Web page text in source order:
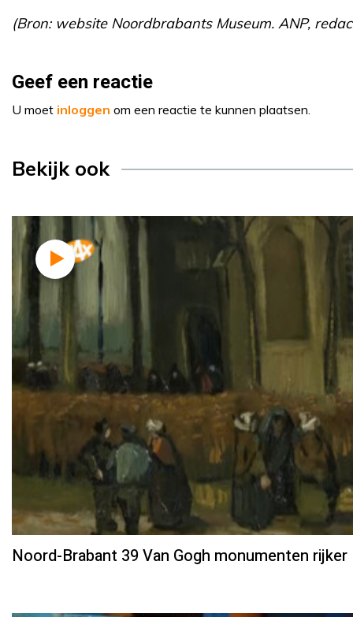
(Bron: website Noordbrabants Museum. ANP,
Geef een reactie
U moet inloggen om een reactie te kunnen plaatsen.
Bekijk ook
Noord-Brabant 39 Van Gogh monumenten rijker